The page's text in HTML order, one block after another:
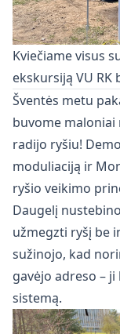
Kviečiame visus
ekskursiją VU RK
Šventės metu
buvome
radijo ryšiu!
moduliaciją ir
ryšio veikimo
Daugelį
užmegzti ryšį be
sužinojo, kad
gavėjo adreso –
sistemą.